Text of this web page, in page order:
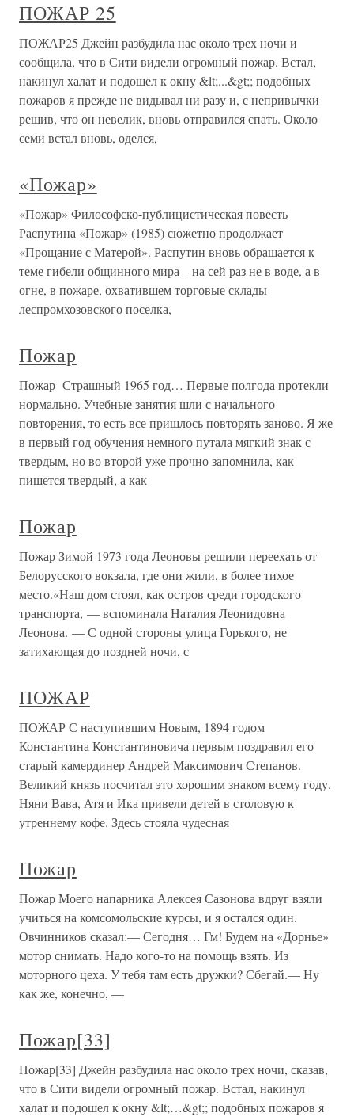
ПОЖАР 25
ПОЖАР25 Джейн разбудила нас около трех ночи и
сообщила, что в Сити видели огромный пожар. Встал,
накинул халат и подошел к окну &lt;...&gt;; подобных
пожаров я прежде не видывал ни разу и, с непривычки
решив, что он невелик, вновь отправился спать. Около
семи встал вновь, оделся,
«Пожар»
«Пожар» Философско-публицистическая повесть
Распутина «Пожар» (1985) сюжетно продолжает
«Прощание с Матерой». Распутин вновь обращается к
теме гибели общинного мира – на сей раз не в воде, а в
огне, в пожаре, охватившем торговые склады
леспромхозовского поселка,
Пожар
Пожар Страшный 1965 год… Первые полгода протекли
нормально. Учебные занятия шли с начального
повторения, то есть все пришлось повторять заново. Я же
в первый год обучения немного путала мягкий знак с
твердым, но во второй уже прочно запомнила, как
пишется твердый, а как
Пожар
Пожар Зимой 1973 года Леоновы решили переехать от
Белорусского вокзала, где они жили, в более тихое
место.«Наш дом стоял, как остров среди городского
транспорта, — вспоминала Наталия Леонидовна
Леонова. — С одной стороны улица Горького, не
затихающая до поздней ночи, с
ПОЖАР
ПОЖАР С наступившим Новым, 1894 годом
Константина Константиновича первым поздравил его
старый камердинер Андрей Максимович Степанов.
Великий князь посчитал это хорошим знаком всему году.
Няни Вава, Атя и Ика привели детей в столовую к
утреннему кофе. Здесь стояла чудесная
Пожар
Пожар Моего напарника Алексея Сазонова вдруг взяли
учиться на комсомольские курсы, и я остался один.
Овчинников сказал:— Сегодня… Гм! Будем на «Дорнье»
мотор снимать. Надо кого-то на помощь взять. Из
моторного цеха. У тебя там есть дружки? Сбегай.— Ну
как же, конечно, —
Пожар[33]
Пожар[33] Джейн разбудила нас около трех ночи, сказав,
что в Сити видели огромный пожар. Встал, накинул
халат и подошел к окну &lt;…&gt;; подобных пожаров я